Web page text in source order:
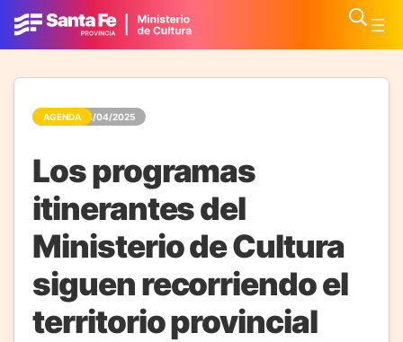
AGENDA 24/04/2025
Los programas
itinerantes del
Ministerio de Cultura
siguen recorriendo el
territorio provincial